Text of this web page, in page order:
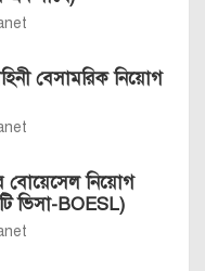
বেসামরিক নিয়োগ
বোয়েসেল নিয়োগ
ভিসা-BOESL)